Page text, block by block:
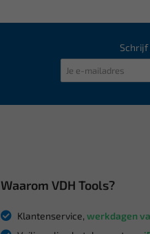
Schrijf
Waarom VDH Tools?
Klantenservice, werkdagen